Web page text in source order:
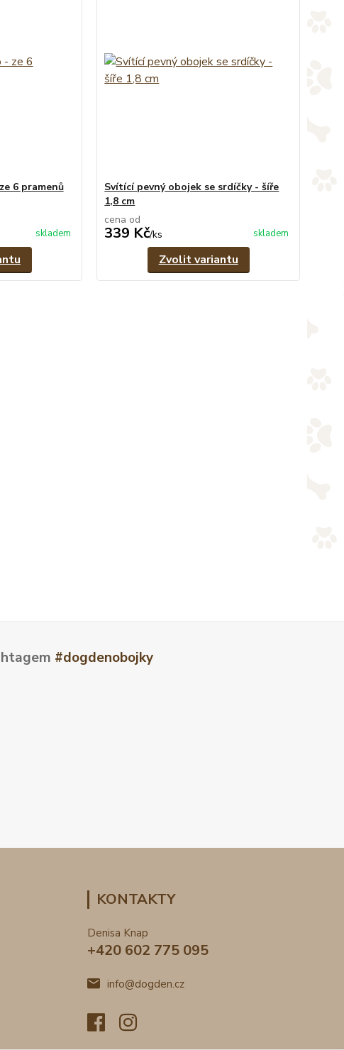
6 pramenů
skladem
Svítící pevný obojek se srdíčky - šíře
1,8 cm
cena od
339 Kč/ks skladem
Zvolit variantu
#dogdenobojky
KONTAKTY
Denisa Knap
+420 602 775 095
info@dogden.cz